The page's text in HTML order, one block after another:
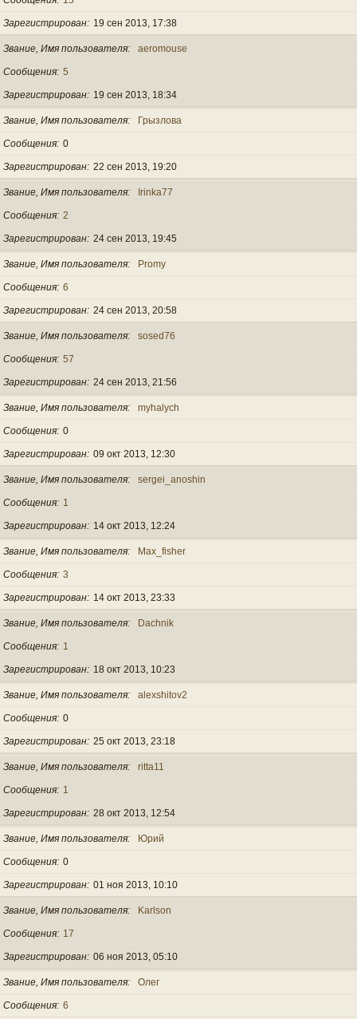
Зарегистрирован 19 сен 2013, 17:38
Звание, Имя пользователя aeromouse
Сообщения 5
Зарегистрирован 19 сен 2013, 18:34
Звание, Имя пользователя Грызлова
Сообщения 0
Зарегистрирован 22 сен 2013, 19:20
Звание, Имя пользователя Irinka77
Сообщения 2
Зарегистрирован 24 сен 2013, 19:45
Звание, Имя пользователя Promy
Сообщения 6
Зарегистрирован 24 сен 2013, 20:58
Звание, Имя пользователя sosed76
Сообщения 57
Зарегистрирован 24 сен 2013, 21:56
Звание, Имя пользователя myhalych
Сообщения 0
Зарегистрирован 09 окт 2013, 12:30
Звание, Имя пользователя sergei_anoshin
Сообщения 1
Зарегистрирован 14 окт 2013, 12:24
Звание, Имя пользователя Max_fisher
Сообщения 3
Зарегистрирован 14 окт 2013, 23:33
Звание, Имя пользователя Dachnik
Сообщения 1
Зарегистрирован 18 окт 2013, 10:23
Звание, Имя пользователя alexshitov2
Сообщения 0
Зарегистрирован 25 окт 2013, 23:18
Звание, Имя пользователя ritta11
Сообщения 1
Зарегистрирован 28 окт 2013, 12:54
Звание, Имя пользователя Юрий
Сообщения 0
Зарегистрирован 01 ноя 2013, 10:10
Звание, Имя пользователя Karlson
Сообщения 17
Зарегистрирован 06 ноя 2013, 05:10
Звание, Имя пользователя Олег
Сообщения 6